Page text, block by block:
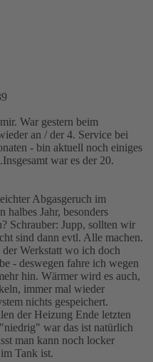
War gestern beim
an / der 4. Service bei
- bin aktuell noch einiges
war es der 20.
Abgasgeruch im
halbes Jahr, besonders
Schrauber: Jupp, sollten wir
sind dann evtl. Alle machen.
Werkstatt wo ich doch
- deswegen fahre ich wegen
hin. Wärmer wird es auch,
immer mal wieder
nichts gespeichert.
der Heizung Ende letzten
war das ist natürlich
man kann noch locker
Tank ist.